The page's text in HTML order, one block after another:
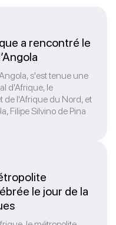
a rencontré le
s'est tenue une
d'Afrique, le
de l'Afrique du Nord, et
Filipe Silvino de Pina
le jour de la